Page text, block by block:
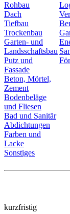
Rohbau
Dach
Tiefbau
Trockenbau
Garten- und
Landsschaftsbau
Putz und
Fassade
Beton, Mörtel,
Zement
Bodenbeläge
und Fliesen
Bad und Sanitär
Abdichtungen
Farben und
Lacke
Sonstiges
kurzfristig